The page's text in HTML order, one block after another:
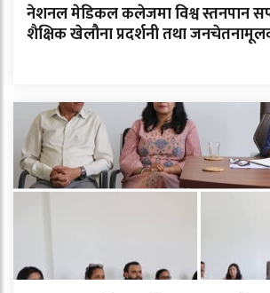
नेशनल मेडिकल कलेजमा विश्व स्तनपान
शैक्षिक खेलौना प्रदर्शनी तथा